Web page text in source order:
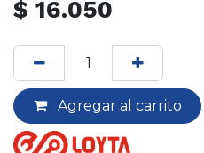
$ 16.050
Agregar al carrito